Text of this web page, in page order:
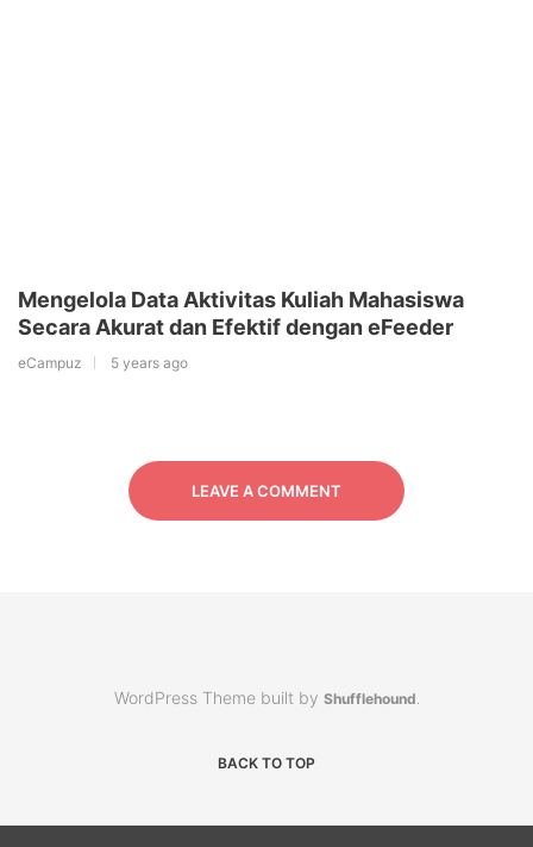
Mengelola Data Aktivitas Kuliah Mahasiswa
Secara Akurat dan Efektif dengan eFeeder
eCampuz 5 years ago
LEAVE A COMMENT
WordPress Theme built by Shufflehound
BACK TO TOP